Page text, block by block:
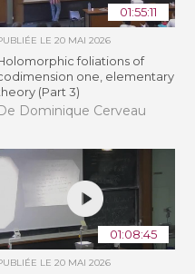
01:55:11
LE 20 MAI 2026
foliations of
one, elementary
(Part 3)
Dominique Cerveau
01:08:45
LE 20 MAI 2026